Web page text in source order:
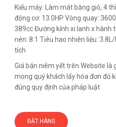
Kiểu máy: Làm mát bằng gió, 4
động cơ: 13.0HP Vòng quay:
389cc Đường kính xi lanh x hành
nén: 8:1 Tiêu hao nhiên liệu:
tích
Giá bán niêm yết trên Website là
mong quý khách lấy hóa đơn đỏ
đúng quy định của pháp luật
ĐẶT HÀNG